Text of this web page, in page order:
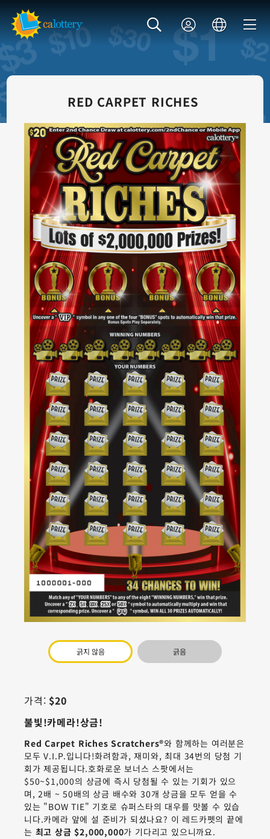
RED CARPET RICHES
긁지 않음 긁음
가격: $20
불빛!카메라!상금!
Red Carpet Riches Scratchers®와 함께하는 여러분은
모두 V.I.P.입니다!화려함과, 재미와, 최대 34번의 당첨 기
회가 제공됩니다.호화로운 보너스 스팟에서는
$50~$1,000의 상금에 즉시 당첨될 수 있는 기회가 있으
며, 2배 ~ 50배의 상금 배수와 30개 상금을 모두 얻을 수
있는 "BOW TIE" 기호로 슈퍼스타의 대우를 맛볼 수 있습
니다.카메라 앞에 설 준비가 되셨나요? 이 레드카펫의 끝에
는 최고 상금 $2,000,000가 기다리고 있으니까요.